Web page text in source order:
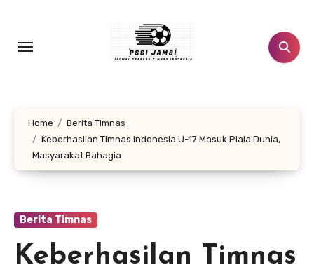
konten
Home
Berita Timnas
Keberhasilan Timnas Indonesia U-17 Masuk Piala Dunia,
Masyarakat Bahagia
Berita Timnas
Keberhasilan Timnas